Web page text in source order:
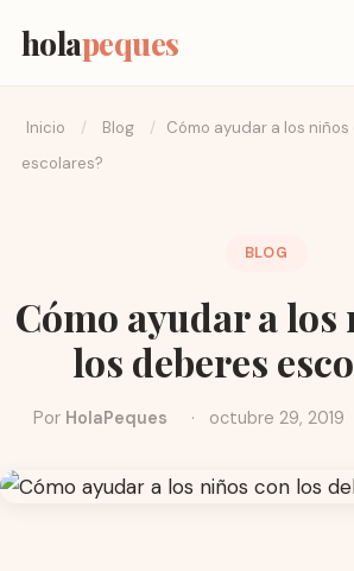
holapeques
Inicio / Blog /
Cómo ayudar a los
escolares?
BLOG
Cómo ayudar a los
los deberes
Por HolaPeques · octubre 29, 2019